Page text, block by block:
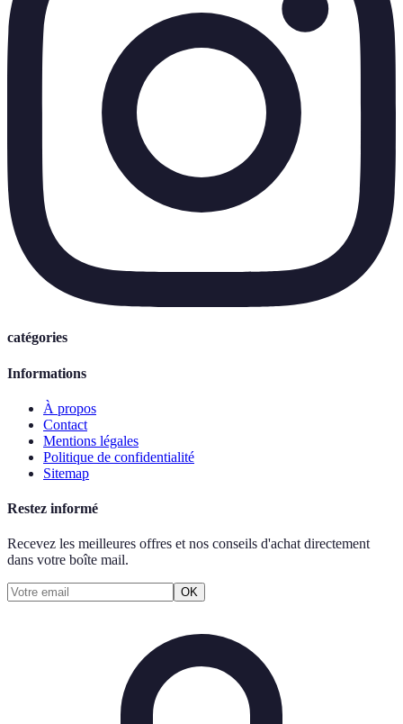
catégories
Informations
À propos
Contact
Mentions légales
Politique de confidentialité
Sitemap
Restez informé
Recevez les meilleures offres et nos conseils d'achat directement
dans votre boîte mail.
OK